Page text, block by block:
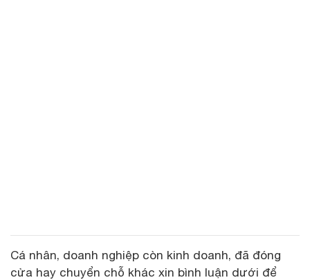
Cá nhân, doanh nghiệp còn kinh doanh, đã đóng
cửa hay chuyển chỗ khác xin bình luận dưới để